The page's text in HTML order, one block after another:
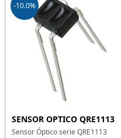
-10.0%
SENSOR OPTICO QRE1113
Sensor Óptico serie QRE1113